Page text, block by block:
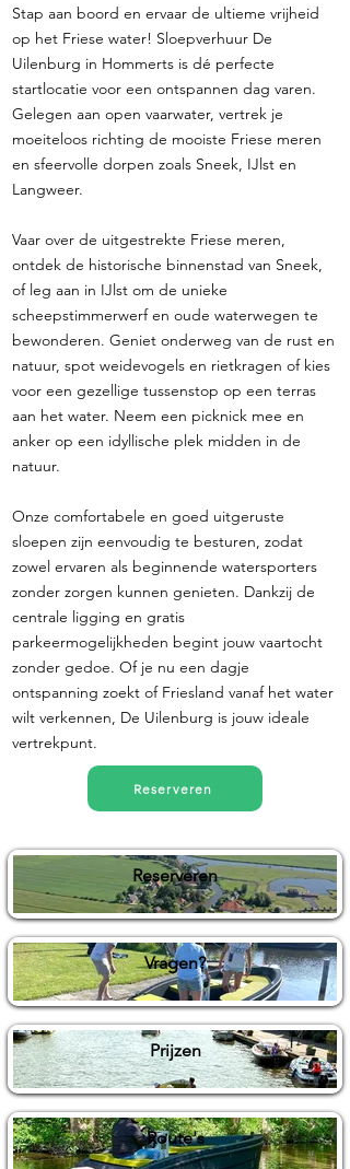
Stap aan boord en ervaar de ultieme vrijheid
op het Friese water! Sloepverhuur De
Uilenburg in Hommerts is dé perfecte
startlocatie voor een ontspannen dag varen.
Gelegen aan open vaarwater, vertrek je
moeiteloos richting de mooiste Friese meren
en sfeervolle dorpen zoals Sneek, IJlst en
Langweer.
Vaar over de uitgestrekte Friese meren,
ontdek de historische binnenstad van Sneek,
of leg aan in IJlst om de unieke
scheepstimmerwerf en oude waterwegen te
bewonderen. Geniet onderweg van de rust en
natuur, spot weidevogels en rietkragen of kies
voor een gezellige tussenstop op een terras
aan het water. Neem een picknick mee en
anker op een idyllische plek midden in de
natuur.
Onze comfortabele en goed uitgeruste
sloepen zijn eenvoudig te besturen, zodat
zowel ervaren als beginnende watersporters
zonder zorgen kunnen genieten. Dankzij de
centrale ligging en gratis
parkeermogelijkheden begint jouw vaartocht
zonder gedoe. Of je nu een dagje
ontspanning zoekt of Friesland vanaf het water
wilt verkennen, De Uilenburg is jouw ideale
vertrekpunt.
Reserveren
Reserveren
Vragen?
Prijzen
Route's